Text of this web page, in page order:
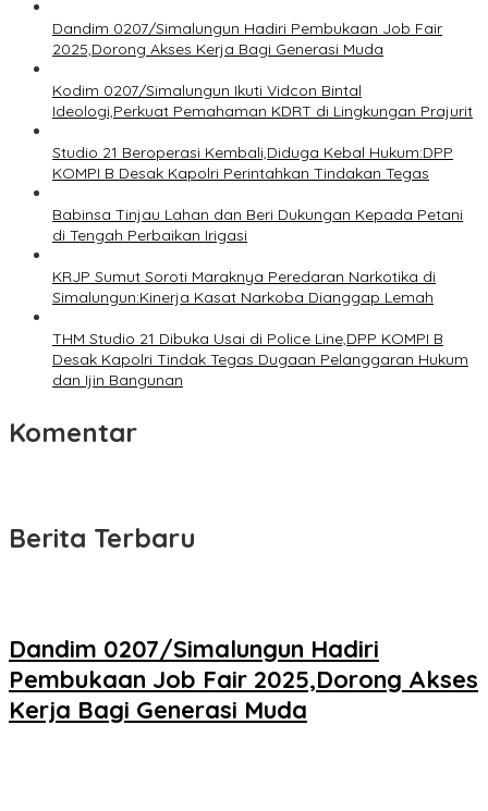
Dandim 0207/Simalungun Hadiri Pembukaan Job Fair
2025,Dorong Akses Kerja Bagi Generasi Muda
Kodim 0207/Simalungun Ikuti Vidcon Bintal
Ideologi,Perkuat Pemahaman KDRT di Lingkungan Prajurit
Studio 21 Beroperasi Kembali,Diduga Kebal Hukum:DPP
KOMPI B Desak Kapolri Perintahkan Tindakan Tegas
Babinsa Tinjau Lahan dan Beri Dukungan Kepada Petani
di Tengah Perbaikan Irigasi
KRJP Sumut Soroti Maraknya Peredaran Narkotika di
Simalungun:Kinerja Kasat Narkoba Dianggap Lemah
THM Studio 21 Dibuka Usai di Police Line,DPP KOMPI B
Desak Kapolri Tindak Tegas Dugaan Pelanggaran Hukum
dan Ijin Bangunan
Komentar
Berita Terbaru
Dandim 0207/Simalungun Hadiri
Pembukaan Job Fair 2025,Dorong Akses
Kerja Bagi Generasi Muda